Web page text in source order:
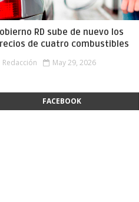
RD sube de nuevo los
de cuatro combustibles
Redacción May 29, 2026
FACEBOOK